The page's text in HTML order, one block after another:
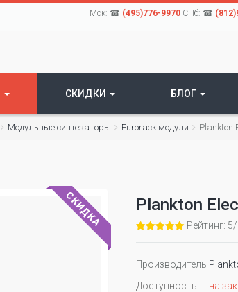
Мск: ☎ (495)776-9970СПб: ☎
СКИДКИ БЛОГ
Модульные синтезаторы Eurorack модули Plankton
СКИДКА Plankton
Рейтинг:
Производитель
Доступность:
на